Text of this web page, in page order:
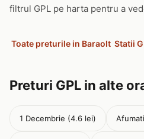
filtrul GPL pe harta pentru a
Toate preturile in Baraolt Statii
Preturi GPL in alte
1 Decembrie (4.6 lei)